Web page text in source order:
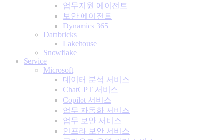
업무지원 에이전트
보안 에이전트
Dynamics 365
Databricks
Lakehouse
Snowflake
Service
Microsoft
데이터 분석 서비스
ChatGPT 서비스
Copilot 서비스
업무 자동화 서비스
업무 보안 서비스
인프라 보안 서비스